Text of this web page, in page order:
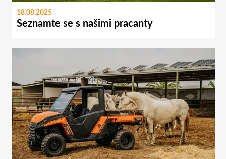
18.08.2025
Seznamte se s našimi pracanty